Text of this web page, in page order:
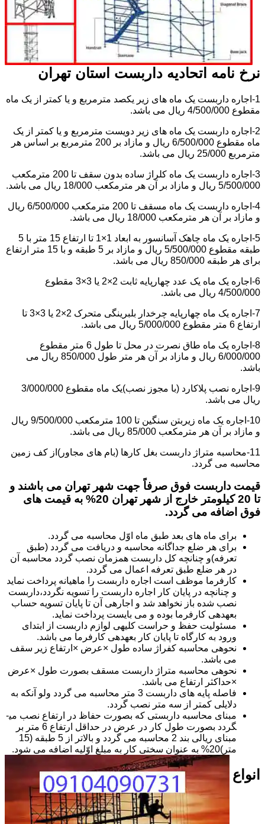
نرخ نامه اتحادیه داربست استان تهران
1-اجاره داربست یک ماه های زیر یکصد مترمربع و یا کمتر از یک ماه
مقطوع 4/500/000 ریال می باشد.
2-اجاره داربست یک ماه های زیر دویست مترمربع و یا کمتر از یک
ماه مقطوع 6/500/000 ریال و مازاد بر 200 مترمربع بر اساس هر
مترمربع 25/000 ریال می باشد.
3-اجاره داربست یک ماه کلراژ ساده بدون سقف تا 200 مترمکعب
5/500/000 ریال و مازاد بر آن هر مترمکعب 18/000 ریال می باشد.
4-اجاره داربست یک ماه مسقف تا 200 مترمکعب 6/500/000 ریال
و مازاد بر آن هر مترمکعب 18/000 ریال می باشد.
5-اجاره یک ماه چاهک آسانسور به ابعاد 1×1 تا ارتفاع 15 متر با 5
طبقه مقطوع 5/500/000 ریال و مازاد بر 5 طبقه و با 15 متر ارتفاع
برای هر طبقه 850/000 ریال می باشد.
6-اجاره یک ماه یک عدد چهارپایه ثابت 2×2 یا 3×3 مقطوع
4/500/000 ریال می باشد.
7-اجاره یک ماه چهارپایه چرخدار بلبرینگی متحرک 2×2 یا 3×3 تا
ارتفاع 6 متر مقطوع 5/000/000 ریال می باشد.
8-اجاره یک ماه طاق نصرت در محل تا طول 6 متر مقطوع
6/000/000 ریال و مازاد بر آن هر متر طول 850/000 ریال می
باشد.
9-اجاره نصب پلاکارد (با مجوز نصب)یک ماه مقطوع 3/000/000
ریال می باشد.
10-اجاره یک ماه زیربتن سنگین تا 100 مترمکعب 9/500/000 ریال
و مازاد بر آن هر مترمکعب 85/000 ریال می باشد.
11-محاسبه متراژ داربست بغل کارها (بام های مجاور)از کف زمین
محاسبه می گردد.
قیمت داربست فوق صرفاً جهت شهر تهران می باشند و
تا 20 کیلومتر خارج از شهر تهران 20% به قیمت های
فوق اضافه می گردد.
برای ماه های بعد طبق ماه اوّل محاسبه می گردد.
برای هر ضلع جداگانه محاسبه و دریافت می گردد (طبق
تعرفه)و چنانچه کل داربست همزمان نصب گردد محاسبه آن
در هر ضلع طبق تعرفه اعمال می گردد.
کارفرما موظف است اجاره داربست را ماهیانه پرداخت نماید
و چنانچه در پایان کار اجاره داربست را تسویه نگردد،داربست
نصب شده باز نخواهد شد و اجاره­ی آن تا پایان تسویه حساب
بعهده­ی کارفرما بوده و می بایست پرداخت نماید.
مسئولیت حفظ و حراست کلیه­ی لوازم داربست از ابتدای
ورود به کارگاه تا پایان کار بعهده­ی کارفرما می باشد.
نحوه­ی محاسبه کفراژ ساده طول ×عرض ×ارتفاع زیر سقف
می باشد.
نحوه­ی محاسبه متراژ داربست مسقف بصورت طول ×عرض
×حداکثر ارتفاع می باشد.
فاصله پایه های داربست 3 متر محاسبه می گردد ولو آنکه به
دلایلی کمتر از سه متر نصب گردد.
مبنای محاسبه داربستی که بصورت حفاظ در ارتفاع نصب می­
گردد بصورت طول کار در عرض در حداقل ارتفاع 6 متر بر
مبنای ریالی بند 2 محاسبه می گردد و بالاتر از 5 طبقه (15
متر)20% به عنوان سختی کار به مبلغ اوّلیه اضافه می شود.
انواع